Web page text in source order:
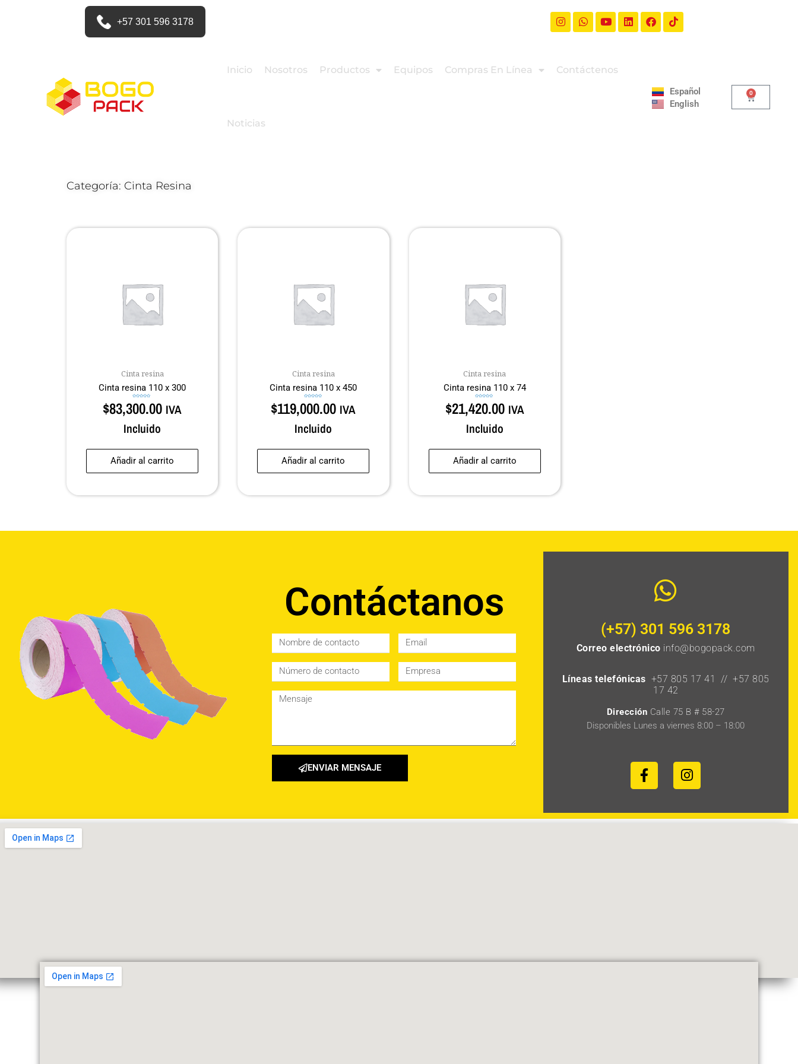
+57 301 596 3178
Inicio Nosotros Productos Equipos Compras En Línea Contáctenos
Noticias
Español
English
0
Categoría: Cinta Resina
Cinta resina
Cinta resina 110 x 300
en
0
de
5
$83,300.00 IVA
Incluido
Añadir al carrito
Cinta resina
Cinta resina 110 x 450
en
0
de
5
$119,000.00 IVA
Incluido
Añadir al carrito
Cinta resina
Cinta resina 110 x 74
en
0
de
5
$21,420.00 IVA
Incluido
Añadir al carrito
Contáctanos
ENVIAR MENSAJE
(+57) 301 596 3178
Correo electrónico info@bogopack.com
Líneas telefónicas +57 805 17 41 // +57 805
17 42
Dirección Calle 75 B # 58-27
Disponibles Lunes a viernes 8:00 – 18:00